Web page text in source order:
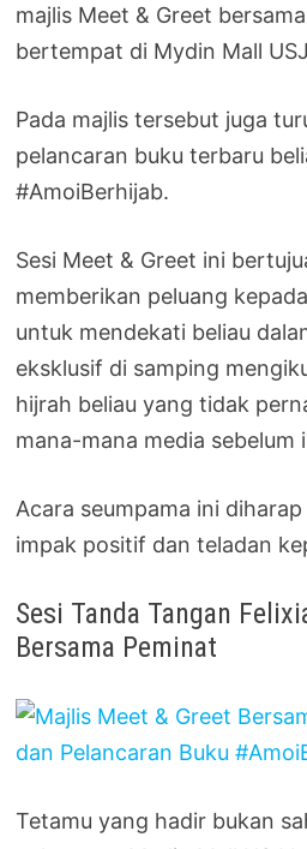
majlis Meet & Greet
bertempat di Mydin Mall
Pada majlis tersebut juga
pelancaran buku terbaru
#AmoiBerhijab.
Sesi Meet & Greet ini
memberikan peluang
untuk mendekati beliau
eksklusif di samping
hijrah beliau yang tidak
mana-mana media sebelum
Acara seumpama ini
impak positif dan teladan
Sesi Tanda Tangan
Bersama Peminat
Tetamu yang hadir bukan